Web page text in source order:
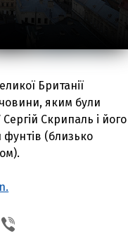
Британії
яким були
Скрипаль і його
(близько